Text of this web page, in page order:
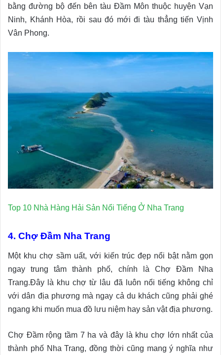
bằng đường bộ đến bên tàu Đầm Môn thuộc huyện Vạn
Ninh, Khánh Hòa, rồi sau đó mới đi tàu thẳng tiến Vịnh
Vân Phong.
Top 10 Nhà Hàng Hải Sản Nổi Tiếng Ở Nha Trang
4. Chợ Đầm Nha Trang
Một khu chợ sầm uất, với kiến trúc đẹp nổi bật nằm gọn
ngay trung tâm thành phố, chính là Chợ Đầm Nha
Trang.Đây là khu chợ từ lâu đã luôn nổi tiếng không chỉ
với dân địa phương mà ngay cả du khách cũng phải ghé
ngang khi muốn mua đồ lưu niệm hay sản vật địa phương.
Chợ Đầm rộng tầm 7 ha và đây là khu chợ lớn nhất của
thành phố Nha Trang, đồng thời cũng mang ý nghĩa như